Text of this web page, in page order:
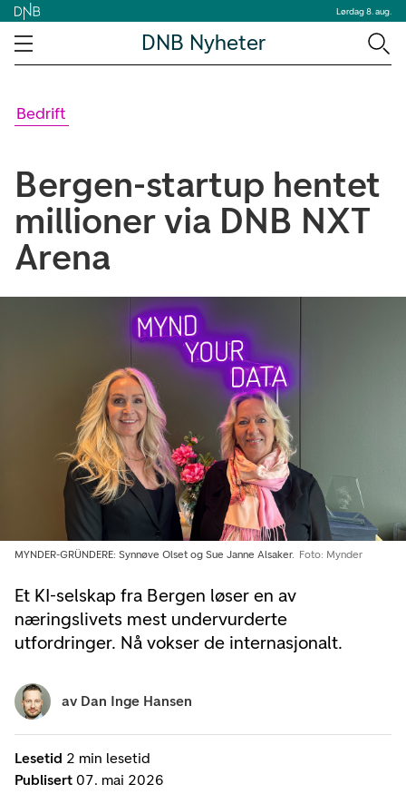
Lørdag 8. aug.
DNB Nyheter
Bedrift
Bergen-startup hentet
millioner via DNB NXT
Arena
Et KI-selskap fra Bergen løser en av
næringslivets mest undervurderte
utfordringer. Nå vokser de internasjonalt.
MYNDER-GRÜNDERE: Synnøve Olset og Sue Janne Alsaker. Foto: Mynder
Lesetid 2 min lesetid
Publisert 07. mai 2026
av Dan Inge Hansen